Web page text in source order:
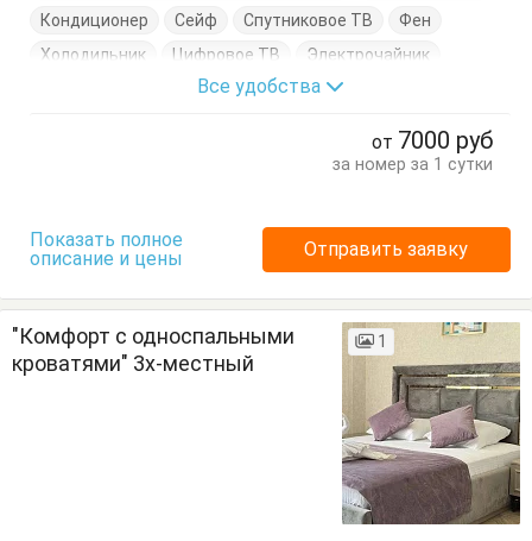
Кондиционер
Сейф Спутниковое ТВ
Фен
Холодильник
Цифровое ТВ
Электрочайник
Журнальный столик
Все удобства
от 7000 руб
за номер за 1 сутки
Показать полное
описание и цены
Отправить заявку
"Комфорт с односпальными
кроватями" 3х-местный
1